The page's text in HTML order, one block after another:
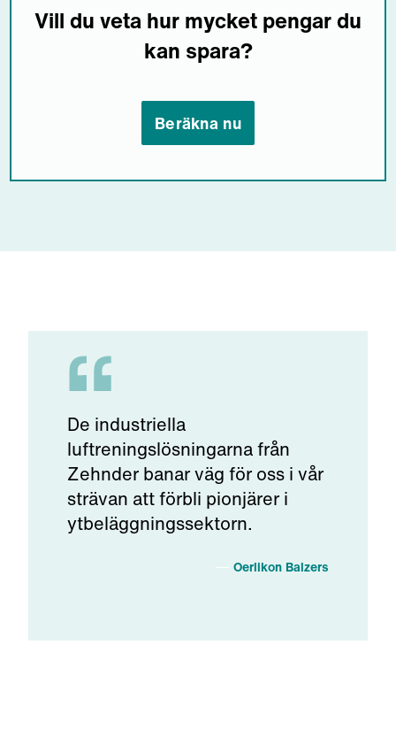
Vill du veta hur mycket pengar du
kan spara?
Beräkna nu
De industriella
luftreningslösningarna från
Zehnder banar väg för oss i vår
strävan att förbli pionjärer i
ytbeläggningssektorn.
Oerlikon Balzers